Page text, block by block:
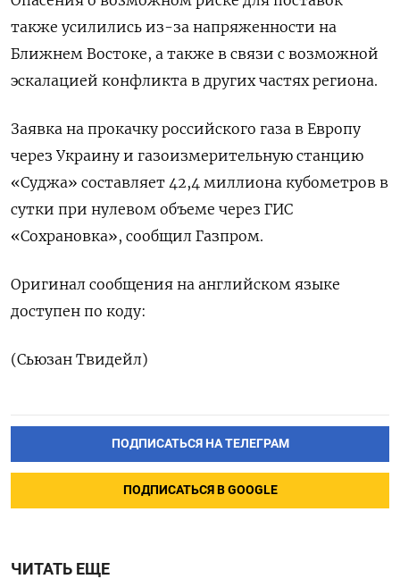
также усилились из-за напряженности на
Ближнем Востоке, а также в связи с возможной
эскалацией конфликта в других частях региона.
Заявка на прокачку российского газа в Европу
через Украину и газоизмерительную станцию
«Суджа» составляет 42,4 миллиона кубометров в
сутки при нулевом объеме через ГИС
«Сохрановка», сообщил Газпром.
Оригинал сообщения на английском языке
доступен по коду:
(Сьюзан Твидейл)
ПОДПИСАТЬСЯ НА ТЕЛЕГРАМ
ПОДПИСАТЬСЯ В GOOGLE
ЧИТАТЬ ЕЩЕ